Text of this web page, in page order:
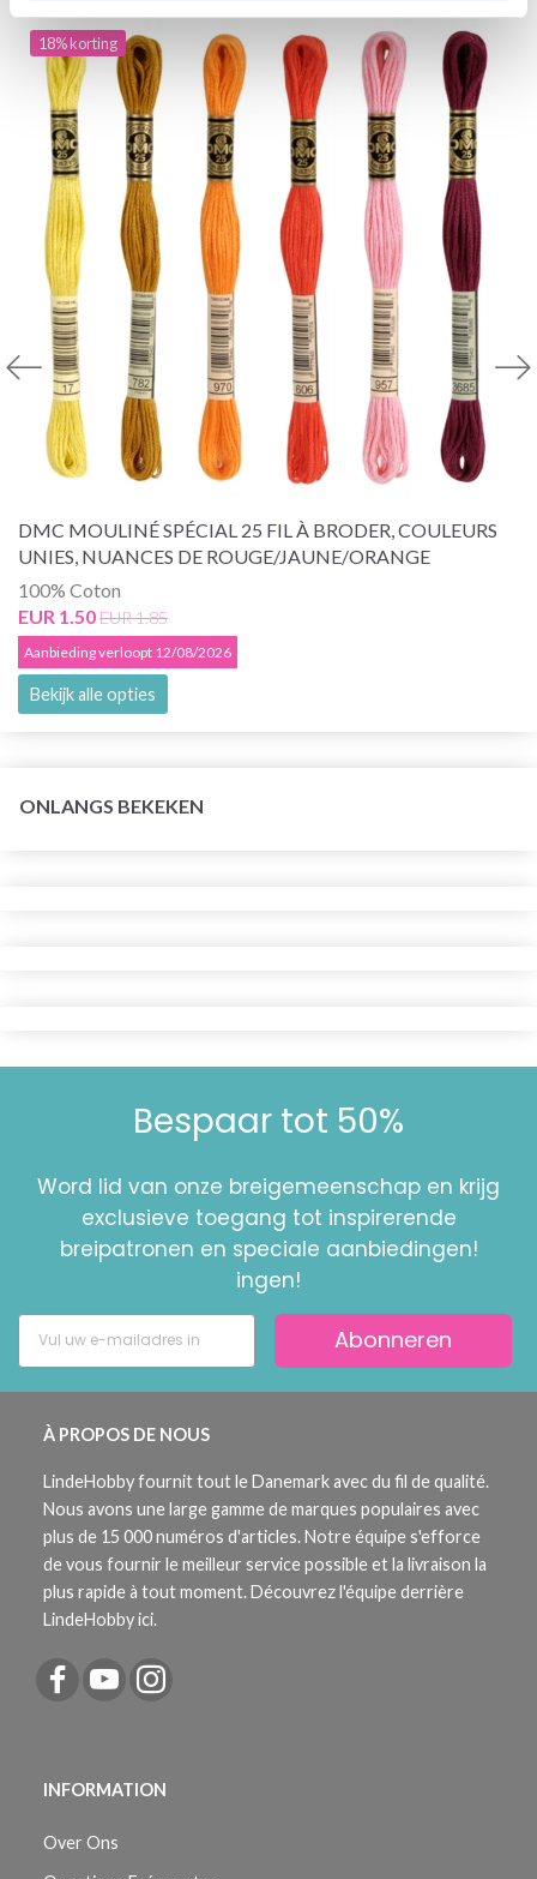
18% korting
DMC MOULINÉ SPÉCIAL 25 FIL À BRODER, COULEURS
UNIES, NUANCES DE ROUGE/JAUNE/ORANGE
100% Coton
EUR 1.50EUR 1.85
Aanbieding verloopt 12/08/2026
Bekijk alle opties
ONLANGS BEKEKEN
Bespaar tot 50%
Word lid van onze breigemeenschap en krijg
exclusieve toegang tot inspirerende
breipatronen en speciale aanbiedingen!
ingen!
Abonneren
À PROPOS DE NOUS
LindeHobby fournit tout le Danemark avec du fil de qualité.
Nous avons une large gamme de marques populaires avec
plus de 15 000 numéros d'articles. Notre équipe s'efforce
de vous fournir le meilleur service possible et la livraison la
plus rapide à tout moment. Découvrez l'équipe derrière
LindeHobby ici.
INFORMATION
Over Ons